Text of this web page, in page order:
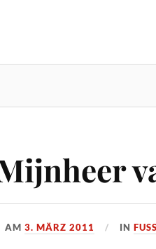
AM3. MÄRZ 2011 IN